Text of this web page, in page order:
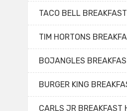
TACO BELL
TIM HORTONS
BOJANGLES
BURGER KING
CARLS JR BREAKFAST